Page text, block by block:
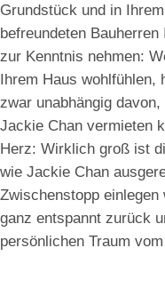
Grundstück und in
befreundeten
zur Kenntnis nehmen:
Ihrem Haus wohlfühlen,
zwar unabhängig
Jackie Chan vermieten
Herz: Wirklich groß ist
wie Jackie Chan
Zwischenstopp
ganz entspannt zurück
persönlichen Traum